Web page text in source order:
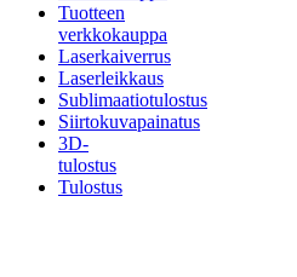
Tuotteen
verkkokauppa
Laserkaiverrus
Laserleikkaus
Sublimaatiotulostus
Siirtokuvapainatus
3D-
tulostus
Tulostus